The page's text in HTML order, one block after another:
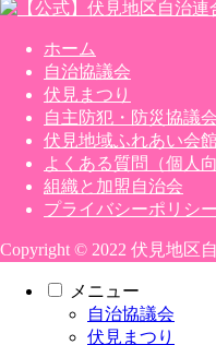
ホーム
自治協議会
伏見まつり
自主防犯・防災協議会
伏見地域ふれあい会
よくある質問（個人向
組織と加盟自治会
プライバシーポリシー
Copyright © 2022 伏見地区
メニュー
自治協議会
伏見まつり